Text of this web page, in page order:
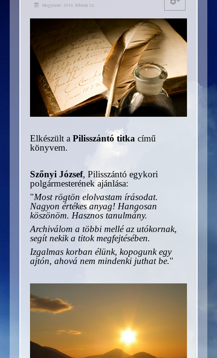
Megjelent: 2016. február 24.
Elkészült a Pilisszántó titka című
könyvem.
Szőnyi József, Pilisszántó egykori
polgármesterének ajánlása:
"Most rögtön elolvastam írásodat.
Nagyon értékes anyag! Hangosan
köszönöm. Hasznos tanulmány.
Archiválom a többi mellé az utókornak,
segít nekik a titok megfejtésében.
Izgalmas korban élünk, kopogunk egy
ajtón, ahová nem mindenki juthat be."